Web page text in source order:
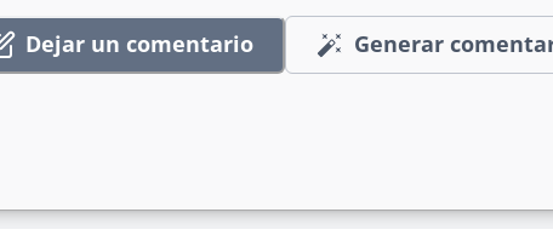
Dejar un comentario Generar